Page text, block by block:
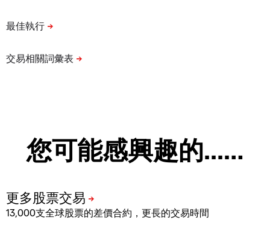
您可能感興趣的...…
13,000支全球股票的差價合約，更長的交易時間